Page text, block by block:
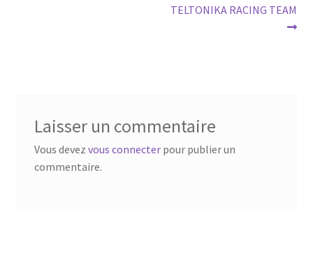
TELTONIKA RACING TEAM
Laisser un commentaire
Vous devez vous connecterpour publier un
commentaire.